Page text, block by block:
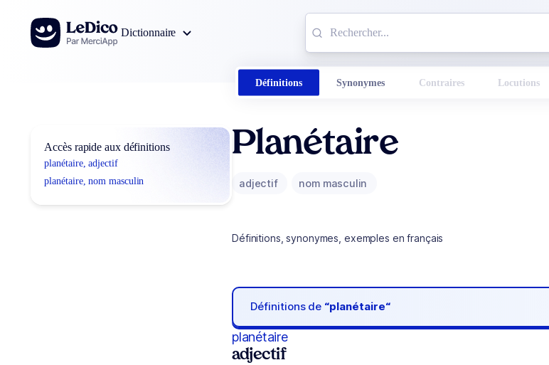
Aller au contenu
Dictionnaire
Définitions Synonymes Contraires Locutions
Accès rapide aux définitions
planétaire, adjectif
planétaire, nom masculin
Planétaire
adjectif nom masculin
Définitions, synonymes, exemples en français
Définitions de “planétaire“
planétaire
adjectif